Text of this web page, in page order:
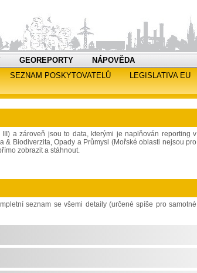
GEOREPORTY
NÁPOVĚDA
SEZNAM POSKYTOVATELŮ LEGISLATIVA EU
a zároveň jsou to data, kterými je naplňován reporting v
& Biodiverzita, Opady a Průmysl (Mořské oblasti nejsou pro
zobrazit a stáhnout.
seznam se všemi detaily (určené spíše pro samotné